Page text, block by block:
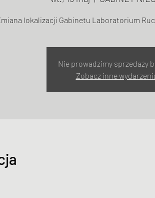
lokalizacji Gabinetu Laboratorium
Nie prowadzimy sprzedaży
Zobacz inne